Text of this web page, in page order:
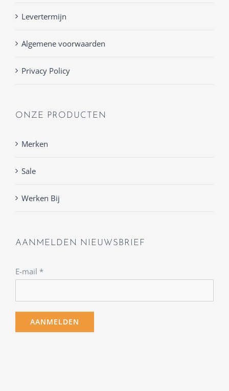
Levertermijn
Algemene voorwaarden
Privacy Policy
ONZE PRODUCTEN
Merken
Sale
Werken Bij
AANMELDEN NIEUWSBRIEF
E-mail *